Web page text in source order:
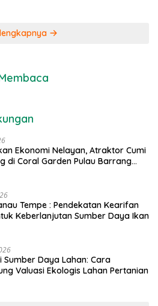
Ekonomi Nelayan, Atraktor Cumi
di Coral Garden Pulau Barrang
Tempe : Pendekatan Kearifan
Keberlanjutan Sumber Daya Ikan
Sumber Daya Lahan: Cara
Valuasi Ekologis Lahan Pertanian